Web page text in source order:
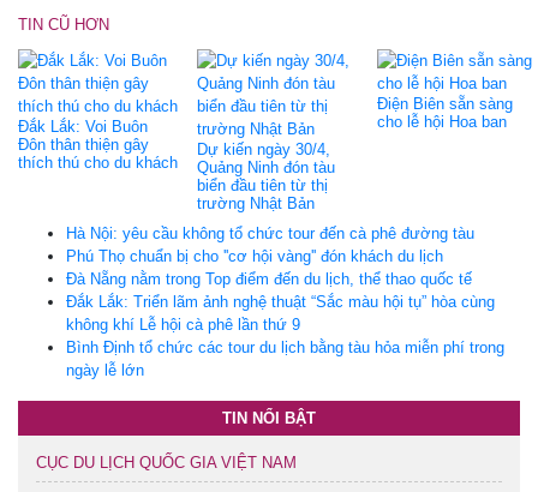
TIN CŨ HƠN
Đắk Lắk: Voi Buôn
Đôn thân thiện gây
thích thú cho du khách
Dự kiến ngày 30/4,
Quảng Ninh đón tàu
biển đầu tiên từ thị
trường Nhật Bản
Điện Biên sẵn sàng
cho lễ hội Hoa ban
Hà Nội: yêu cầu không tổ chức tour đến cà phê đường tàu
Phú Thọ chuẩn bị cho ''cơ hội vàng'' đón khách du lịch
Đà Nẵng nằm trong Top điểm đến du lịch, thể thao quốc tế
Đắk Lắk: Triển lãm ảnh nghệ thuật “Sắc màu hội tụ” hòa cùng
không khí Lễ hội cà phê lần thứ 9
Bình Định tổ chức các tour du lịch bằng tàu hỏa miễn phí trong
ngày lễ lớn
TIN NỔI BẬT
CỤC DU LỊCH QUỐC GIA VIỆT NAM